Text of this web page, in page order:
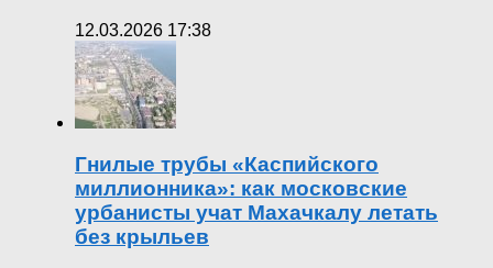
12.03.2026 17:38
Гнилые трубы «Каспийского
миллионника»: как московские
урбанисты учат Махачкалу летать
без крыльев